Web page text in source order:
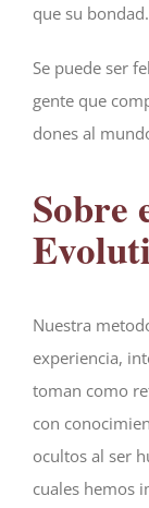
que su bondad.
Se puede ser
gente que
dones al
Sobre
Nuestra
experiencia,
toman como
con
ocultos al ser
cuales hemos